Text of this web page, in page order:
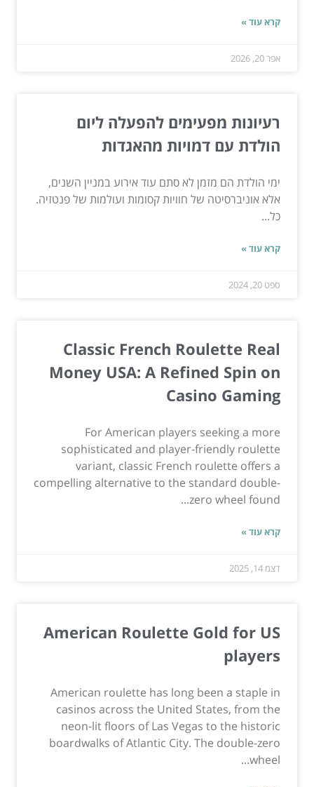
קרא עוד »
אפר 20, 2026
רעיונות מפעימים להפעלה ליום
הולדת עם דמויות מהאגדות
ימי הולדת הם מזמן לא סתם עוד אירוע במניין השנים,
אלא אוניברסיטה של חוויות קסומות ועולמות של פנטזיה.
כל...
קרא עוד »
ספט 20, 2024
Classic French Roulette Real
Money USA: A Refined Spin on
Casino Gaming
For American players seeking a more
sophisticated and player-friendly roulette
variant, classic French roulette offers a
compelling alternative to the standard double-
zero wheel found...
קרא עוד »
דצמ 14, 2025
American Roulette Gold for US
players
American roulette has long been a staple in
casinos across the United States, from the
neon-lit floors of Las Vegas to the historic
boardwalks of Atlantic City. The double-zero
wheel...